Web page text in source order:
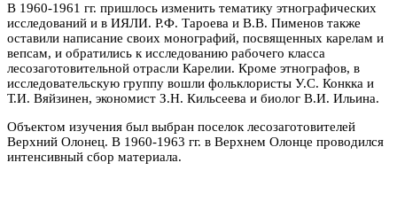
В 1960-1961 гг. пришлось изменить тематику этнографических
исследований и в ИЯЛИ. Р.Ф. Тароева и В.В. Пименов также
оставили написание своих монографий, посвященных карелам и
вепсам, и обратились к исследованию рабочего класса
лесозаготовительной отрасли Карелии. Кроме этнографов, в
исследовательскую группу вошли фольклористы У.С. Конкка и
Т.И. Вяйзинен, экономист З.Н. Кильсеева и биолог В.И. Ильина.
Объектом изучения был выбран поселок лесозаготовителей
Верхний Олонец. В 1960-1963 гг. в Верхнем Олонце проводился
интенсивный сбор материала.